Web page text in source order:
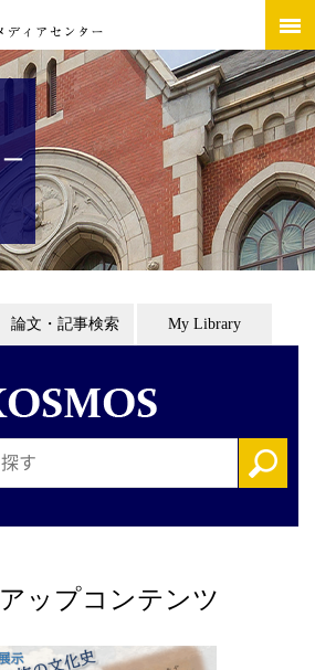
論文・記事検索 My Library
ップコンテンツ